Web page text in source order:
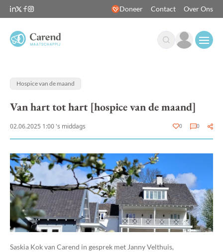
Doneer Contact Over Ons
Hospice van de maand
Van hart tot hart [hospice van de maand]
02.06.2025 1:00 's middags 0 0
Saskia Kok van Carend in gesprek met Janny Velthuis,